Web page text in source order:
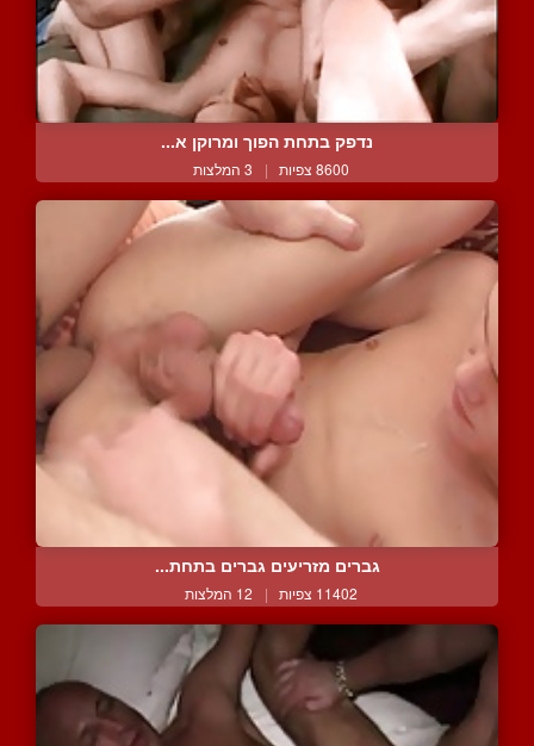
נדפק בתחת הפוך ומרוקן א...
8600 צפיות | 3 המלצות
גברים מזריעים גברים בתחת...
11402 צפיות | 12 המלצות